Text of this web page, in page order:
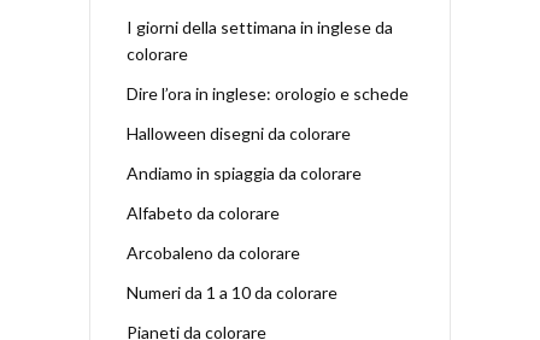
I giorni della settimana in inglese da
colorare
Dire l’ora in inglese: orologio e schede
Halloween disegni da colorare
Andiamo in spiaggia da colorare
Alfabeto da colorare
Arcobaleno da colorare
Numeri da 1 a 10 da colorare
Pianeti da colorare